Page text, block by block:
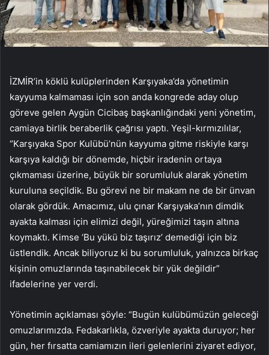
İZMİR’in köklü kulüplerinden Karşıyaka’da yönetimin
kayyuma kalmaması için son anda kongrede aday olup
göreve gelen Aygün Cicibaş başkanlığındaki yeni yönetim,
camiaya birlik beraberlik çağrısı yaptı. Yeşil-kırmızılılar,
“Karşıyaka Spor Kulübü’nün kayyuma gitme riskiyle karşı
karşıya kaldığı bir dönemde, hiçbir iradenin ortaya
çıkmaması üzerine, büyük bir sorumluluk alarak yönetim
kuruluna seçildik. Bu görevi ne bir makam ne de bir ünvan
olarak gördük. Amacımız, ulu çınar Karşıyaka’nın dimdik
ayakta kalması için elimizi değil, yüreğimizi taşın altına
koymaktı. Kimse ‘Bu yükü biz taşırız’ demediği için biz
üstlendik. Ancak biliyoruz ki bu sorumluluk, yalnızca birkaç
kişinin omuzlarında taşınabilecek bir yük değildir”
ifadelerine yer verdi.
Yönetimin açıklaması şöyle: “Bugün kulübümüzün geleceği
omuzlarımızda. Fedakarlıkla, özveriyle ayakta duruyor; her
gün, her fırsatta camiamızın ileri gelenlerini ziyaret ediyor,